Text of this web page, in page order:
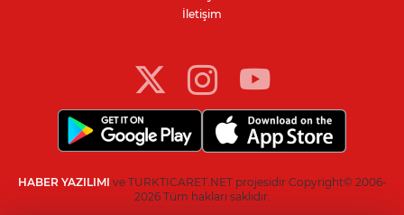
Resmi Gazete’de yayımlandı: Kritik yeşil
İletişim
HABER YAZILIMI ve TURKTICARET.NET projesidir Copyright© 2006-
2026 Tüm hakları saklıdır.